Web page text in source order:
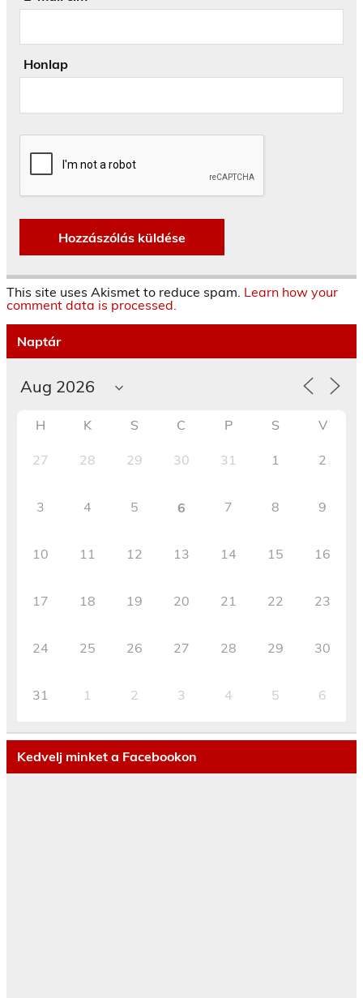
Honlap
This site uses Akismet to reduce spam. Learn how your
comment data is processed.
Naptár
H K S C P S V
27 28 29 30 31 1 2
3 4 5 6 7 8 9
10 11 12 13 14 15 16
17 18 19 20 21 22 23
24 25 26 27 28 29 30
31 1 2 3 4 5 6
Kedvelj minket a Facebookon